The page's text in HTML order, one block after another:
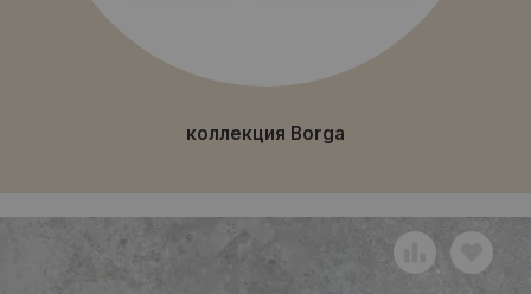
коллекция Borga